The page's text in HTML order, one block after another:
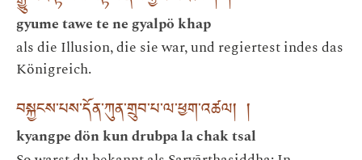
gyume tawe te ne gyalpö khap
als die Illusion, die sie war, und regiertest indes das
Königreich.
བསྐྱངས་པས་དོན་ཀུན་གྲུབ་པ་ལ་ཕྱག་འཚལ། །
kyangpe dön kun drubpa la chak tsal